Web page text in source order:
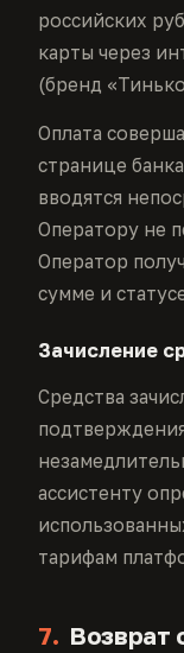
российских
карты через
(бренд
Оплата
странице
вводятся
Оператору не
Оператор
сумме и
Зачисление
Средства
ассистенту
тарифам
7. Возврат